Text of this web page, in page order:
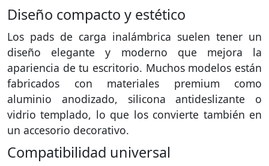
Diseño compacto y estético
Los pads de carga inalámbrica suelen tener un
diseño elegante y moderno que mejora la
apariencia de tu escritorio. Muchos modelos están
fabricados con materiales premium como
aluminio anodizado, silicona antideslizante o
vidrio templado, lo que los convierte también en
un accesorio decorativo.
Compatibilidad universal